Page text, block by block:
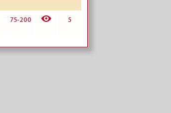
75-200 E 5